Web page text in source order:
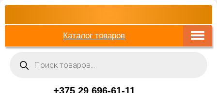
Каталог товаров
товаров
+375 29 696-61-11